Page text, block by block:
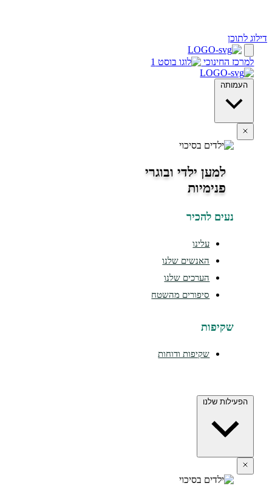
לתוכן
החינוכי
העמותה
למען ילדי ובוגרי
פנימיות
נעים להכיר
עלינו
האנשים שלנו
הערכים שלנו
סיפורים מהשטח
שקיפות
שקיפות ודוחות
הפעילות שלנו